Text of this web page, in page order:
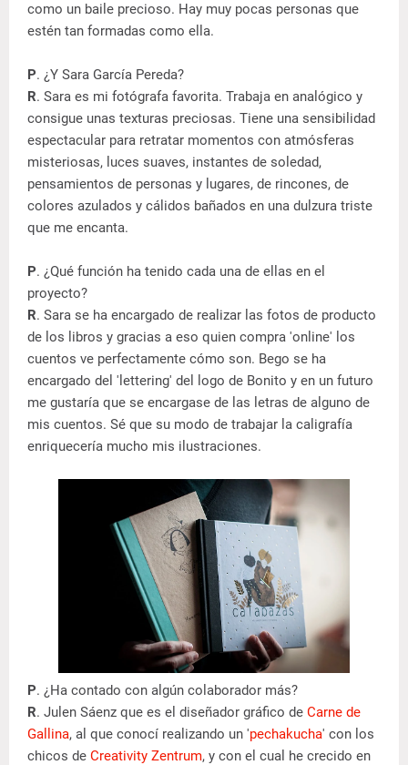
como un baile precioso. Hay muy pocas personas que
estén tan formadas como ella.
P. ¿Y Sara García Pereda?
R. Sara es mi fotógrafa favorita. Trabaja en analógico y
consigue unas texturas preciosas. Tiene una sensibilidad
espectacular para retratar momentos con atmósferas
misteriosas, luces suaves, instantes de soledad,
pensamientos de personas y lugares, de rincones, de
colores azulados y cálidos bañados en una dulzura triste
que me encanta.
P. ¿Qué función ha tenido cada una de ellas en el
proyecto?
R. Sara se ha encargado de realizar las fotos de producto
de los libros y gracias a eso quien compra 'online' los
cuentos ve perfectamente cómo son. Bego se ha
encargado del 'lettering' del logo de Bonito y en un futuro
me gustaría que se encargase de las letras de alguno de
mis cuentos. Sé que su modo de trabajar la caligrafía
enriquecería mucho mis ilustraciones.
P. ¿Ha contado con algún colaborador más?
R. Julen Sáenz que es el diseñador gráfico de Carne de
Gallina, al que conocí realizando un 'pechakucha' con los
chicos de Creativity Zentrum, y con el cual he crecido en